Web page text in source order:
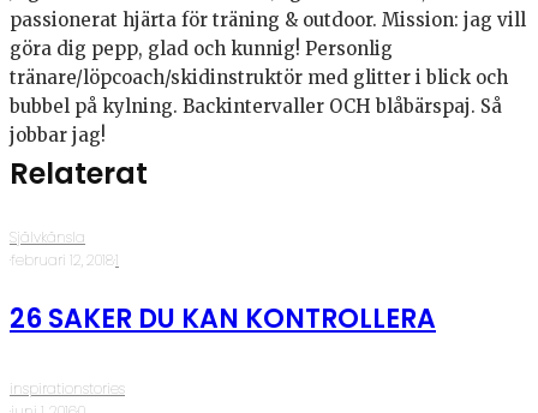
passionerat hjärta för träning & outdoor. Mission: jag vill
göra dig pepp, glad och kunnig! Personlig
tränare/löpcoach/skidinstruktör med glitter i blick och
bubbel på kylning. Backintervaller OCH blåbärspaj. Så
jobbar jag!
Relaterat
Självkänsla
·februari 12, 2018·1
26 SAKER DU KAN KONTROLLERA
inspirationstories